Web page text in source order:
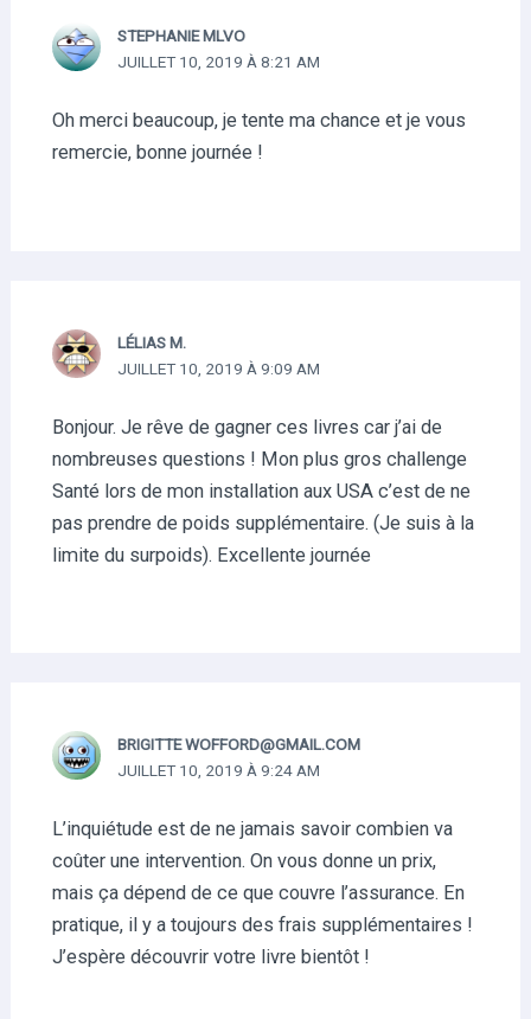
STEPHANIE MLVO
JUILLET 10, 2019 À 8:21 AM
Oh merci beaucoup, je tente ma chance et je vous
remercie, bonne journée !
LÉLIAS M.
JUILLET 10, 2019 À 9:09 AM
Bonjour. Je rêve de gagner ces livres car j’ai de
nombreuses questions ! Mon plus gros challenge
Santé lors de mon installation aux USA c’est de ne
pas prendre de poids supplémentaire. (Je suis à la
limite du surpoids). Excellente journée
BRIGITTE WOFFORD@GMAIL.COM
JUILLET 10, 2019 À 9:24 AM
L’inquiétude est de ne jamais savoir combien va
coûter une intervention. On vous donne un prix,
mais ça dépend de ce que couvre l’assurance. En
pratique, il y a toujours des frais supplémentaires !
J’espère découvrir votre livre bientôt !